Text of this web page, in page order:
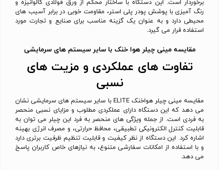
برخوردار است. این دستگاه با ساختار محکم از ورق فولادی گالوانیزه و
رنگ آمیزی با پوشش پودر پلی استر، مقاومت خوبی در برابر آسیب های
محیطی دارد و به عنوان یک گزینه مناسب برای صنایع و تجارت مورد
استفاده قرار می گیرد.
مقایسه مینی چیلر هوا خنک با سایر سیستم های سرمایشی
تفاوت های عملکردی و مزیت های
نسبی
مقایسه مینی چیلر هواخنک ELITE با سایر سیستم های سرمایشی نشان
می دهد که این دستگاه دارای عملکردی مطلوب و مزایای نسبی منحصر
به فردی است. از جمله ویژگی های منحصر به فرد این چیلر می توان به
قابلیت کنترل الکترونیکی تطبیقی، محافظ حرارتی، و مصرف انرژی بهینه
اشاره کرد. این دستگاه از نظر کیفیت و قابلیت تنظیم ظرفیت برتری دارد
و با استفاده از امکانات سفارشی متنوع، به نیازهای خاص کاربران پاسخ
می دهد.